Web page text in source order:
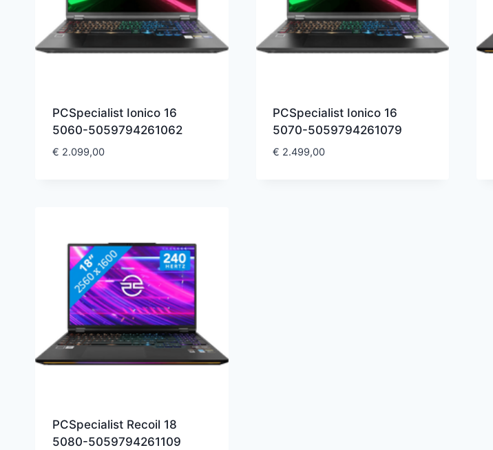
PCSpecialist Ionico 16
5060-5059794261062
€ 2.099,00
PCSpecialist Ionico 16
5070-5059794261079
€ 2.499,00
PCSpecialist Recoil 18
5080-5059794261109